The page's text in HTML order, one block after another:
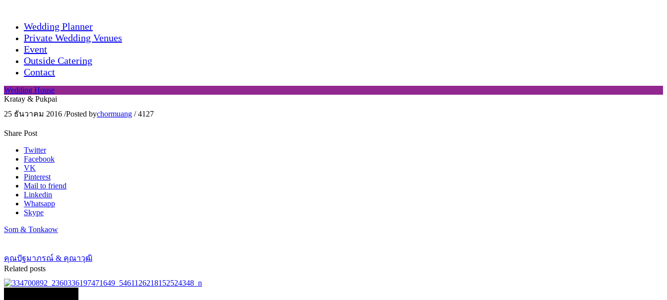
Wedding Planner
Private Wedding Venues
Event
Outside Catering
Contact
Wedding House
Kratay & Pukpai
25 ธันวาคม 2016 /Posted bychormuang / 4127
Share Post
Twitter
Facebook
VK
Pinterest
Mail to friend
Linkedin
Whatsapp
Skype
Som & Tonkaow
คุณปัฐมาภรณ์ & คุณาวุฒิ
Related posts